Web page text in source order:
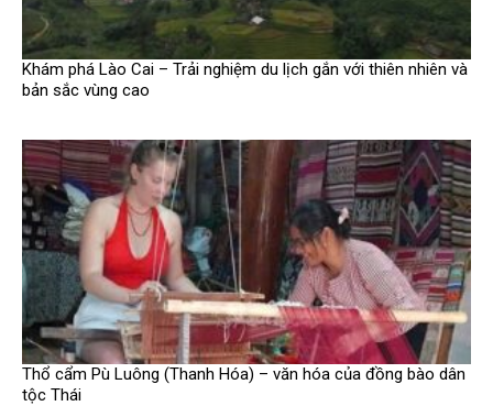
Khám phá Lào Cai – Trải nghiệm du lịch gắn với thiên nhiên và
bản sắc vùng cao
Thổ cẩm Pù Luông (Thanh Hóa) – văn hóa của đồng bào dân
tộc Thái